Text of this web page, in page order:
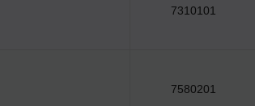
7310101
7580201